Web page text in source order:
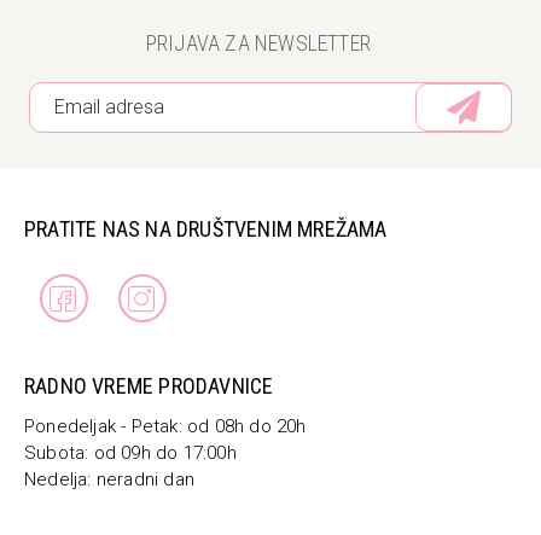
PRIJAVA ZA NEWSLETTER
PRATITE NAS NA DRUŠTVENIM MREŽAMA
RADNO VREME PRODAVNICE
Ponedeljak - Petak: od 08h do 20h
Subota: od 09h do 17:00h
Nedelja: neradni dan